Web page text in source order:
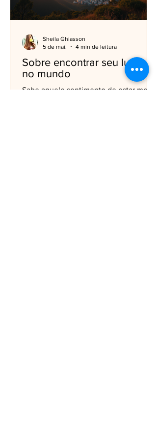
Sobre encontrar seu lugar
no mundo
Sabe aquele sentimento de estar meio
Sheila Ghiasson
5 de mai.
4 min de leitura